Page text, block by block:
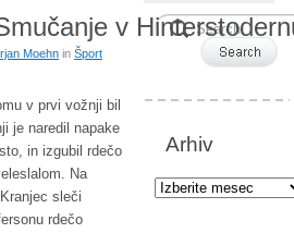
v
Moehn in Šport
v prvi vožnji bil
je naredil napake
in izgubil rdečo
Na
sleči
rdečo
Arhiv
Arhiv